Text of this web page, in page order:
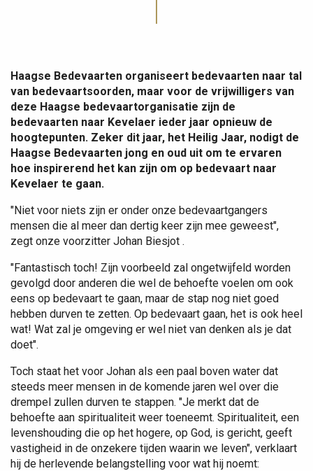
Haagse Bedevaarten organiseert bedevaarten naar tal
van bedevaartsoorden, maar voor de vrijwilligers van
deze Haagse bedevaartorganisatie zijn de
bedevaarten naar Kevelaer ieder jaar opnieuw de
hoogtepunten. Zeker dit jaar, het Heilig Jaar, nodigt de
Haagse Bedevaarten jong en oud uit om te ervaren
hoe inspirerend het kan zijn om op bedevaart naar
Kevelaer te gaan.
"Niet voor niets zijn er onder onze bedevaartgangers
mensen die al meer dan dertig keer zijn mee geweest",
zegt onze voorzitter Johan Biesjot .
"Fantastisch toch! Zijn voorbeeld zal ongetwijfeld worden
gevolgd door anderen die wel de behoefte voelen om ook
eens op bedevaart te gaan, maar de stap nog niet goed
hebben durven te zetten. Op bedevaart gaan, het is ook heel
wat! Wat zal je omgeving er wel niet van denken als je dat
doet".
Toch staat het voor Johan als een paal boven water dat
steeds meer mensen in de komende jaren wel over die
drempel zullen durven te stappen. "Je merkt dat de
behoefte aan spiritualiteit weer toeneemt. Spiritualiteit, een
levenshouding die op het hogere, op God, is gericht, geeft
vastigheid in de onzekere tijden waarin we leven", verklaart
hij de herlevende belangstelling voor wat hij noemt: